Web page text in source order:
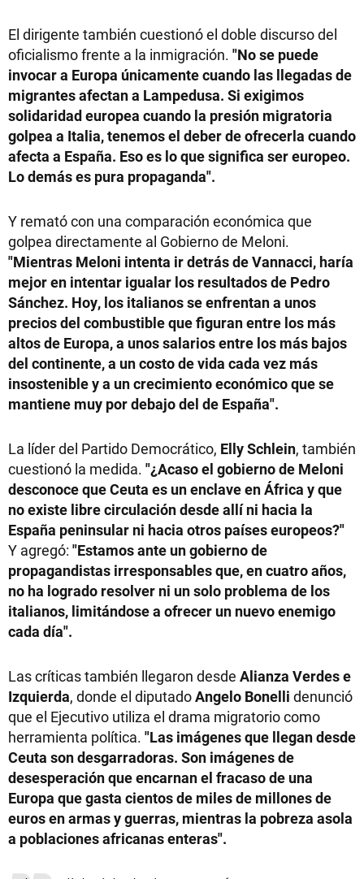
El dirigente también cuestionó el doble discurso del
oficialismo frente a la inmigración. "No se puede
invocar a Europa únicamente cuando las llegadas de
migrantes afectan a Lampedusa. Si exigimos
solidaridad europea cuando la presión migratoria
golpea a Italia, tenemos el deber de ofrecerla cuando
afecta a España. Eso es lo que significa ser europeo.
Lo demás es pura propaganda".
Y remató con una comparación económica que
golpea directamente al Gobierno de Meloni.
"Mientras Meloni intenta ir detrás de Vannacci, haría
mejor en intentar igualar los resultados de Pedro
Sánchez. Hoy, los italianos se enfrentan a unos
precios del combustible que figuran entre los más
altos de Europa, a unos salarios entre los más bajos
del continente, a un costo de vida cada vez más
insostenible y a un crecimiento económico que se
mantiene muy por debajo del de España".
La líder del Partido Democrático, Elly Schlein, también
cuestionó la medida. "¿Acaso el gobierno de Meloni
desconoce que Ceuta es un enclave en África y que
no existe libre circulación desde allí ni hacia la
España peninsular ni hacia otros países europeos?"
Y agregó: "Estamos ante un gobierno de
propagandistas irresponsables que, en cuatro años,
no ha logrado resolver ni un solo problema de los
italianos, limitándose a ofrecer un nuevo enemigo
cada día".
Las críticas también llegaron desde Alianza Verdes e
Izquierda, donde el diputadoAngelo Bonelli denunció
que el Ejecutivo utiliza el drama migratorio como
herramienta política. "Las imágenes que llegan desde
Ceuta son desgarradoras. Son imágenes de
desesperación que encarnan el fracaso de una
Europa que gasta cientos de miles de millones de
euros en armas y guerras, mientras la pobreza asola
a poblaciones africanas enteras".